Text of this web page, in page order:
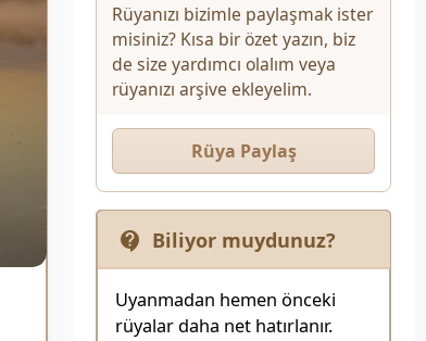
Rüyanızı bizimle paylaşmak ister
misiniz? Kısa bir özet yazın, biz
de size yardımcı olalım veya
rüyanızı arşive ekleyelim.
Rüya Paylaş
Biliyor muydunuz?
Uyanmadan hemen önceki
rüyalar daha net hatırlanır.